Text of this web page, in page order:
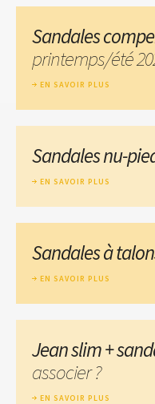
Sandales
printemps/été
EN SAVOIR PLUS
Sandales nu-
EN SAVOIR PLUS
Sandales à
EN SAVOIR PLUS
Jean slim +
associer ?
EN SAVOIR PLUS